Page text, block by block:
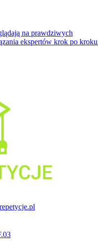
na prawdziwych
ekspertów krok po